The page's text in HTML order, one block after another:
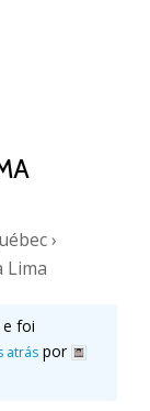
›
Lima
foi
atrás por